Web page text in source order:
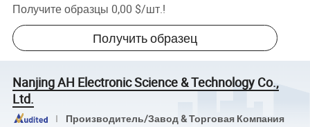
Получите образцы 0,00 $/шт.!
Получить образец
Nanjing AH Electronic Science & Technology Co.,
Ltd.
Производитель/Завод & Торговая Компания